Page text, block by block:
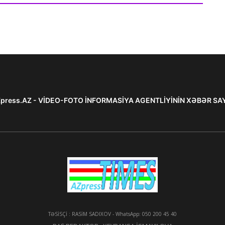
- VİDEO-FOTO İNFORMASİYA AGENTLİYİNİN XƏBƏR
TƏSİSÇİ : RASİM SADIXOV - WhatsApp: 050 200 45 40